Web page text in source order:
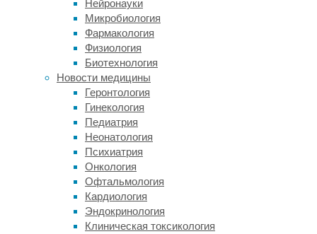
Нейронауки
Микробиология
Фармакология
Физиология
Биотехнология
Новости медицины
Геронтология
Гинекология
Педиатрия
Неонатология
Психиатрия
Онкология
Офтальмология
Кардиология
Эндокринология
Клиническая токсикология
болезни
Альцгеймера.
Говард
Федероф
(Howard
Federoff),
невропатолог
Университета
Джорджтауна
Вашингтоне,
не
принимавший
участие